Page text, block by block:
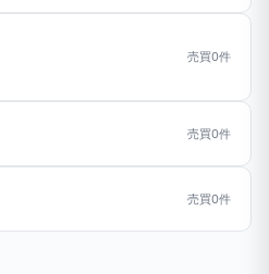
売買0件
売買0件
売買0件